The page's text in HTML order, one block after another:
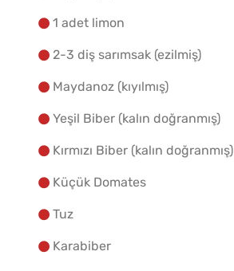
1 adet limon
2-3 diş sarımsak (ezilmiş)
Maydanoz (kıyılmış)
Yeşil Biber (kalın doğranmış)
Kırmızı Biber (kalın doğranmış)
Küçük Domates
Tuz
Karabiber